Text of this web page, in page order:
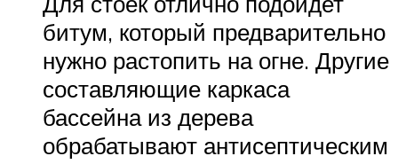
битум, который предварительно
нужно растопить на огне. Другие
составляющие каркаса
бассейна из дерева
обрабатывают антисептическим